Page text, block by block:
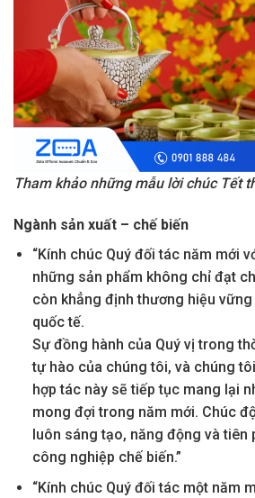
Tham khảo những mẫu lời chúc Tết
Ngành sản xuất – chế biến
“Kính chúc Quý đối tác năm mới
những sản phẩm không chỉ đạt
còn khẳng định thương hiệu
quốc tế.
Sự đồng hành của Quý vị trong
tự hào của chúng tôi, và chúng
hợp tác này sẽ tiếp tục mang lại
mong đợi trong năm mới. Chúc
luôn sáng tạo, năng động và tiên
công nghiệp chế biến.”
“Kính chúc Quý đối tác một năm